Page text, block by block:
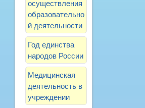
осуществления
образовательно
й деятельности
Год единства
народов России
Медицинская
деятельность в
учреждении